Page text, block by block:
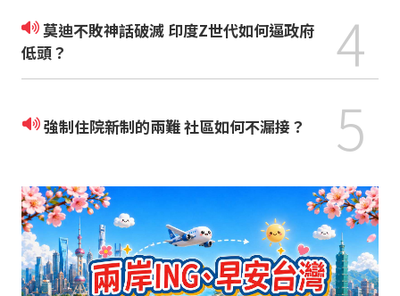
莫迪不敗神話破滅 印度Z世代如何逼政府
低頭？
4
強制住院新制的兩難 社區如何不漏接？ 5